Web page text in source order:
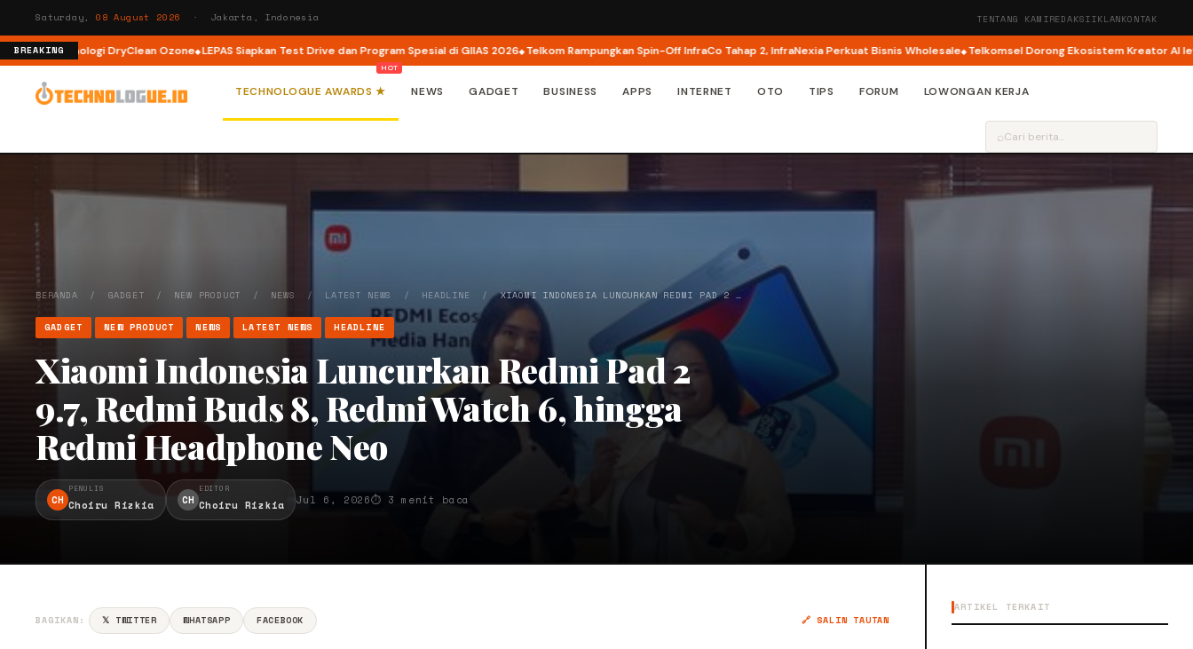
Saturday, 08 August 2026 · Jakarta, Indonesia TENTANG KAMIREDAKSIIKLANKONTAK
BREAKING
DryClean Ozone LEPAS Siapkan Test Drive dan Program Spesial di GIIAS 2026 Telkom Rampungkan Spin-Off InfraCo Tahap 2, InfraNexia Perkuat Bisnis Wholesale Telkomsel Dorong Ekosistem Kreator AI lewat AI Cinefest
TECHNOLOGUE AWARDS ★ NEWS GADGET BUSINESS APPS INTERNET OTO TIPS FORUM LOWONGAN KERJA
⌕
BERANDA / GADGET / NEW PRODUCT / NEWS / LATEST NEWS / HEADLINE /XIAOMI INDONESIA LUNCURKAN REDMI PAD 2 …
GADGET NEW PRODUCT NEWS LATEST NEWS HEADLINE
Xiaomi Indonesia Luncurkan Redmi Pad 2
9.7, Redmi Buds 8, Redmi Watch 6, hingga
Redmi Headphone Neo
CH
PENULIS
Choiru Rizkia CH
EDITOR
Choiru Rizkia Jul 6, 2026⏱ 3 menit baca
BAGIKAN: 𝕏 TWITTER WHATSAPP FACEBOOK 🔗 SALIN TAUTAN
ARTIKEL TERKAIT